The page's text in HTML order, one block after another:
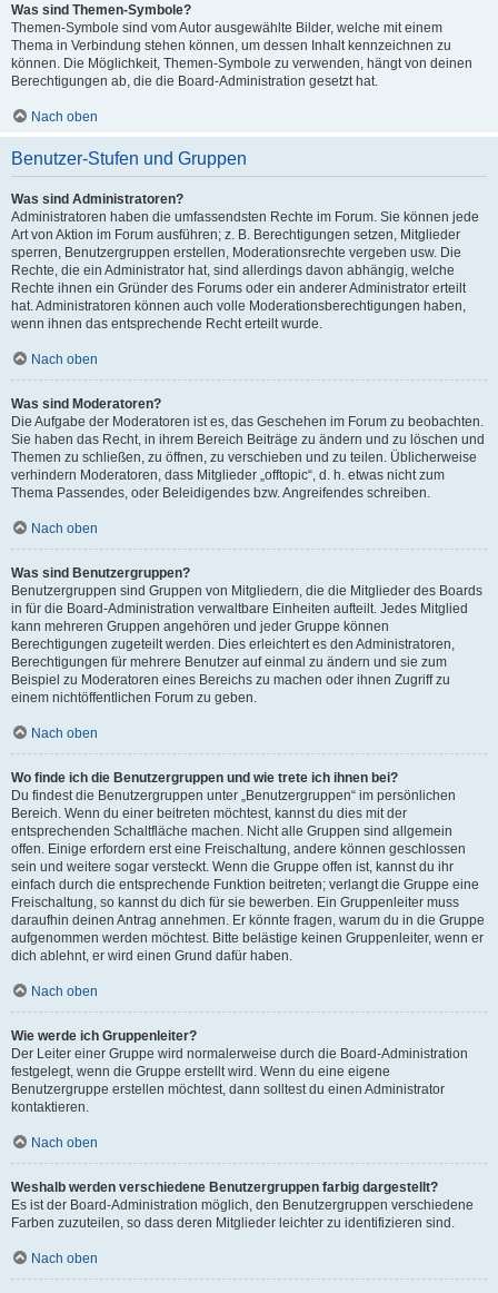
Was sind Themen-Symbole?
Themen-Symbole sind vom Autor ausgewählte Bilder, welche mit einem
Thema in Verbindung stehen können, um dessen Inhalt kennzeichnen zu
können. Die Möglichkeit, Themen-Symbole zu verwenden, hängt von deinen
Berechtigungen ab, die die Board-Administration gesetzt hat.
Nach oben
Benutzer-Stufen und Gruppen
Was sind Administratoren?
Administratoren haben die umfassendsten Rechte im Forum. Sie können jede
Art von Aktion im Forum ausführen; z. B. Berechtigungen setzen, Mitglieder
sperren, Benutzergruppen erstellen, Moderationsrechte vergeben usw. Die
Rechte, die ein Administrator hat, sind allerdings davon abhängig, welche
Rechte ihnen ein Gründer des Forums oder ein anderer Administrator erteilt
hat. Administratoren können auch volle Moderationsberechtigungen haben,
wenn ihnen das entsprechende Recht erteilt wurde.
Nach oben
Was sind Moderatoren?
Die Aufgabe der Moderatoren ist es, das Geschehen im Forum zu beobachten.
Sie haben das Recht, in ihrem Bereich Beiträge zu ändern und zu löschen und
Themen zu schließen, zu öffnen, zu verschieben und zu teilen. Üblicherweise
verhindern Moderatoren, dass Mitglieder „offtopic“, d. h. etwas nicht zum
Thema Passendes, oder Beleidigendes bzw. Angreifendes schreiben.
Nach oben
Was sind Benutzergruppen?
Benutzergruppen sind Gruppen von Mitgliedern, die die Mitglieder des Boards
in für die Board-Administration verwaltbare Einheiten aufteilt. Jedes Mitglied
kann mehreren Gruppen angehören und jeder Gruppe können
Berechtigungen zugeteilt werden. Dies erleichtert es den Administratoren,
Berechtigungen für mehrere Benutzer auf einmal zu ändern und sie zum
Beispiel zu Moderatoren eines Bereichs zu machen oder ihnen Zugriff zu
einem nichtöffentlichen Forum zu geben.
Nach oben
Wo finde ich die Benutzergruppen und wie trete ich ihnen bei?
Du findest die Benutzergruppen unter „Benutzergruppen“ im persönlichen
Bereich. Wenn du einer beitreten möchtest, kannst du dies mit der
entsprechenden Schaltfläche machen. Nicht alle Gruppen sind allgemein
offen. Einige erfordern erst eine Freischaltung, andere können geschlossen
sein und weitere sogar versteckt. Wenn die Gruppe offen ist, kannst du ihr
einfach durch die entsprechende Funktion beitreten; verlangt die Gruppe eine
Freischaltung, so kannst du dich für sie bewerben. Ein Gruppenleiter muss
daraufhin deinen Antrag annehmen. Er könnte fragen, warum du in die Gruppe
aufgenommen werden möchtest. Bitte belästige keinen Gruppenleiter, wenn er
dich ablehnt, er wird einen Grund dafür haben.
Nach oben
Wie werde ich Gruppenleiter?
Der Leiter einer Gruppe wird normalerweise durch die Board-Administration
festgelegt, wenn die Gruppe erstellt wird. Wenn du eine eigene
Benutzergruppe erstellen möchtest, dann solltest du einen Administrator
kontaktieren.
Nach oben
Weshalb werden verschiedene Benutzergruppen farbig dargestellt?
Es ist der Board-Administration möglich, den Benutzergruppen verschiedene
Farben zuzuteilen, so dass deren Mitglieder leichter zu identifizieren sind.
Nach oben